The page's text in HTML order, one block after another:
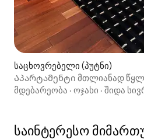
საცხოვრებელი (პუტნი)
Აპარტამენტი მთლიანად
მდებარეობა · ოჯახი · შიდა
საინტერესო